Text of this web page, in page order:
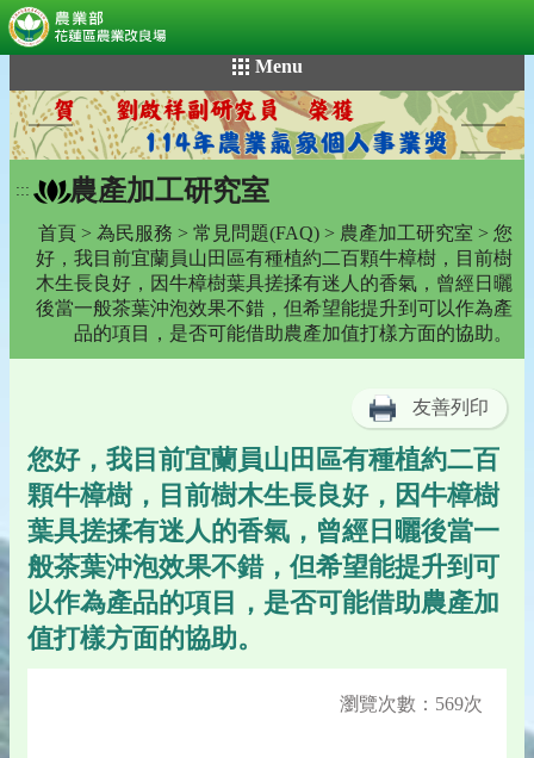
到
主
要
內
容
Menu
::: 農產加工研究室
首頁 > 為民服務 > 常見問題(FAQ) > 農產加工研究室 > 您
好，我目前宜蘭員山田區有種植約二百顆牛樟樹，目前樹
木生長良好，因牛樟樹葉具搓揉有迷人的香氣，曾經日曬
後當一般茶葉沖泡效果不錯，但希望能提升到可以作為產
品的項目，是否可能借助農產加值打樣方面的協助。
友善列印
您好，我目前宜蘭員山田區有種植約二百
顆牛樟樹，目前樹木生長良好，因牛樟樹
葉具搓揉有迷人的香氣，曾經日曬後當一
般茶葉沖泡效果不錯，但希望能提升到可
以作為產品的項目，是否可能借助農產加
值打樣方面的協助。
瀏覽次數：569次